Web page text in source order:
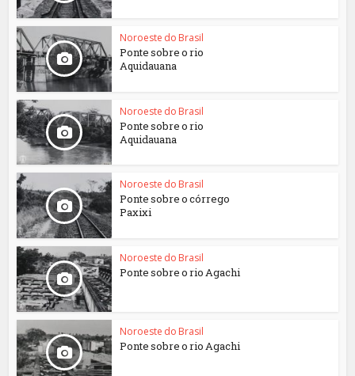
Noroeste do Brasil
Ponte sobre o rio
Aquidauana
Noroeste do Brasil
Ponte sobre o rio
Aquidauana
Noroeste do Brasil
Ponte sobre o córrego
Paxixi
Noroeste do Brasil
Ponte sobre o rio Agachi
Noroeste do Brasil
Ponte sobre o rio Agachi